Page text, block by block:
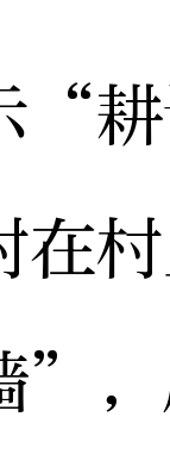
在
”，